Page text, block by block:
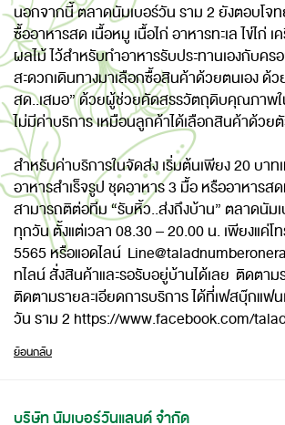
นอกจากนี้ ตลาดนัมเบอร์วัน ราม 2 ยังตอบโจ
ซื้ออาหารสด เนื้อหมู เนื้อไก่ อาหารทะเล ไข่ไก่
ผลไม้ ไว้สำหรับทำอาหารรับประทานเองกับคร
สะดวกเดินทางมาเลือกซื้อสินค้าด้วยตนเอง ด้ว
สด..เสมอ” ด้วยผู้ช่วยคัดสรรวัตถุดิบคุณภาพใ
ไม่มีค่าบริการ เหมือนลูกค้าได้เลือกสินค้าด้วยตั
สำหรับค่าบริการในจัดส่ง เริ่มต้นเพียง 20 บา
อาหารสำเร็จรูป ชุดอาหาร 3 มื้อ หรืออาหารส
สามารถติต่อทีม “รับหิ้ว..ส่งถึงบ้าน” ตลาดนัม
ทุกวัน ตั้งแต่เวลา 08.30 – 20.00 น. เพียงแค่
5565 หรือแอดไลน์
ทไลน์ สั่งสินค้าและรอรับอยู่บ้านได้เลย ติดตาม
ติดตามรายละเอียดการบริการ ได้ที่เฟสบุ๊กแฟ
วัน ราม 2 https://www.facebook.com/
ย้อนกลับ
บริษัท นัมเบอร์วันแลนด์ จำกัด